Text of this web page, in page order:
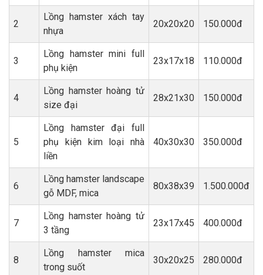
2
Lồng hamster xách tay
nhựa
20x20x20 150.000đ
3
Lồng hamster mini full
phụ kiện
23x17x18 110.000đ
4
Lồng hamster hoàng tử
size đại
28x21x30 150.000đ
5
Lồng hamster đại full
phụ kiện kim loại nhà
liền
40x30x30 350.000đ
6
Lồng hamster landscape
gỗ MDF, mica
80x38x39 1.500.000đ
7
Lồng hamster hoàng tử
3 tầng
23x17x45 400.000đ
8
Lồng hamster mica
trong suốt
30x20x25 280.000đ